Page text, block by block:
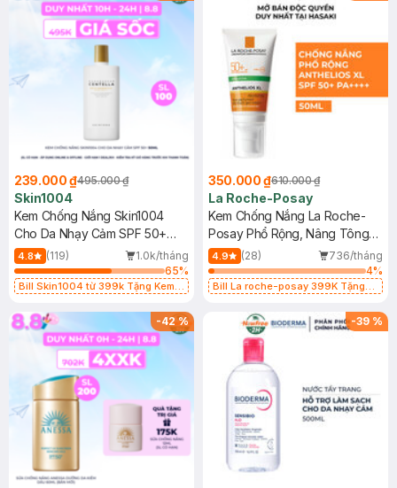
239.000 ₫495.000 ₫
Skin1004
Kem Chống Nắng Skin1004
Cho Da Nhạy Cảm SPF 50+
50ml
4.8 (119)
1.0k/tháng
65%
Bill Skin1004 từ 399k Tặng Kem
SPF 50+ 20ml (SL Có Hạn)
350.000 ₫610.000 ₫
La Roche-Posay
Kem Chống Nắng La Roche-
Posay Phổ Rộng, Nâng Tông
Kiềm Dầu 50ml
4.9 (28)
736/tháng
4%
Bill La roche-posay 399K Tặng
(SL có hạn)
-42% -39 %